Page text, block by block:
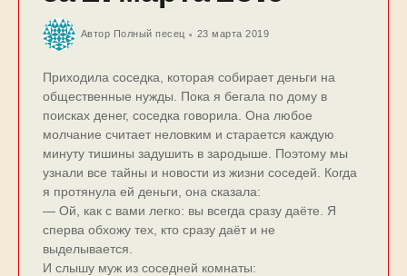
Автор Полный песец 23 марта 2019
Приходила соседка, которая собирает деньги на
общественные нужды. Пока я бегала по дому в
поисках денег, соседка говорила. Она любое
молчание считает неловким и старается каждую
минуту тишины задушить в зародыше. Поэтому мы
узнали все тайны и новости из жизни соседей. Когда
я протянула ей деньги, она сказала:
— Ой, как с вами легко: вы всегда сразу даёте. Я
сперва обхожу тех, кто сразу даёт и не
выделывается.
И слышу муж из соседней комнаты: